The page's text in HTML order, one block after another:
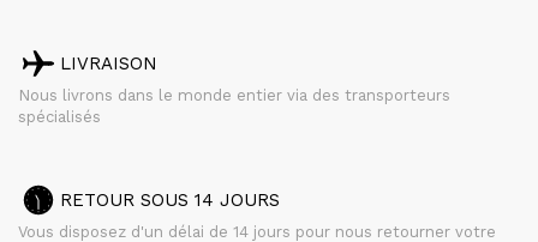
LIVRAISON
Nous livrons dans le monde entier via des transporteurs
spécialisés
RETOUR SOUS 14 JOURS
Vous disposez d'un délai de 14 jours pour nous retourner votre